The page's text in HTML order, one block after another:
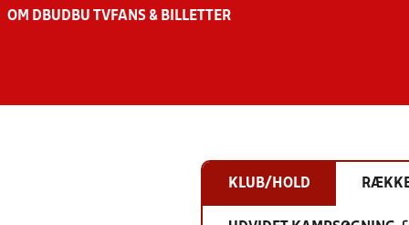
OM DBU DBU TV FANS & BILLETTER
KLUB/HOLD